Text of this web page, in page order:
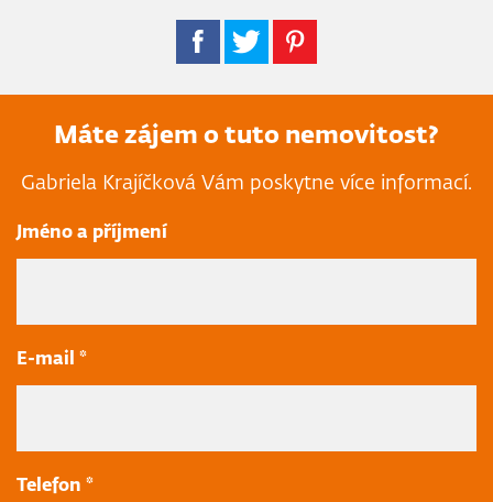
Máte zájem o tuto nemovitost?
Gabriela Krajíčková Vám poskytne více informací.
Jméno a příjmení
E-mail *
Telefon *